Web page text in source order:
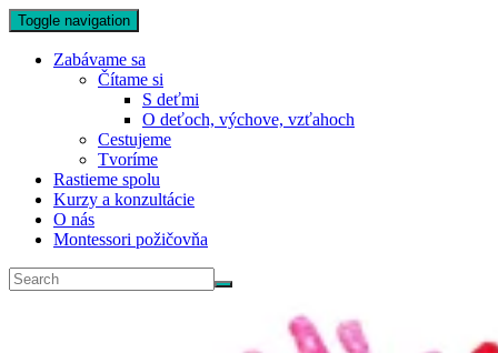
Toggle navigation
Zabávame sa
Čítame si
S deťmi
O deťoch, výchove, vzťahoch
Cestujeme
Tvoríme
Rastieme spolu
Kurzy a konzultácie
O nás
Montessori požičovňa